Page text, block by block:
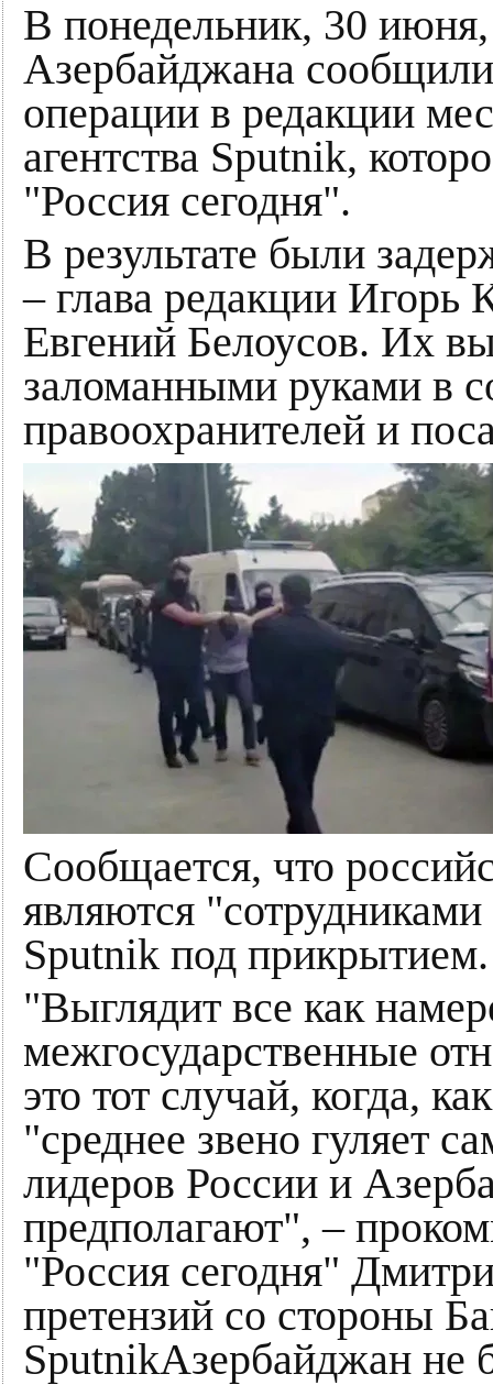
В понедельник, 30
Азербайджана
операции в редакции
агентства Sputnik,
"Россия сегодня".
В результате были
– глава редакции Игорь
Евгений Белоусов. Их
заломанными руками в
правоохранителей и
Сообщается, что
являются
Sputnik под прикрытием.
"Выглядит все как
межгосударственные
это тот случай, когда,
"среднее звено гуляет
лидеров России и
предполагают", –
"Россия сегодня"
претензий со стороны
SputnikАзербайджан не